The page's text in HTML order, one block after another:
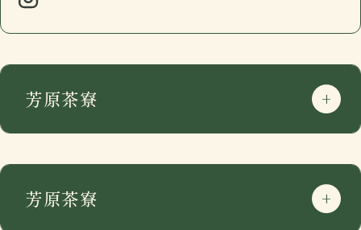
芳原茶寮
芳原茶寮